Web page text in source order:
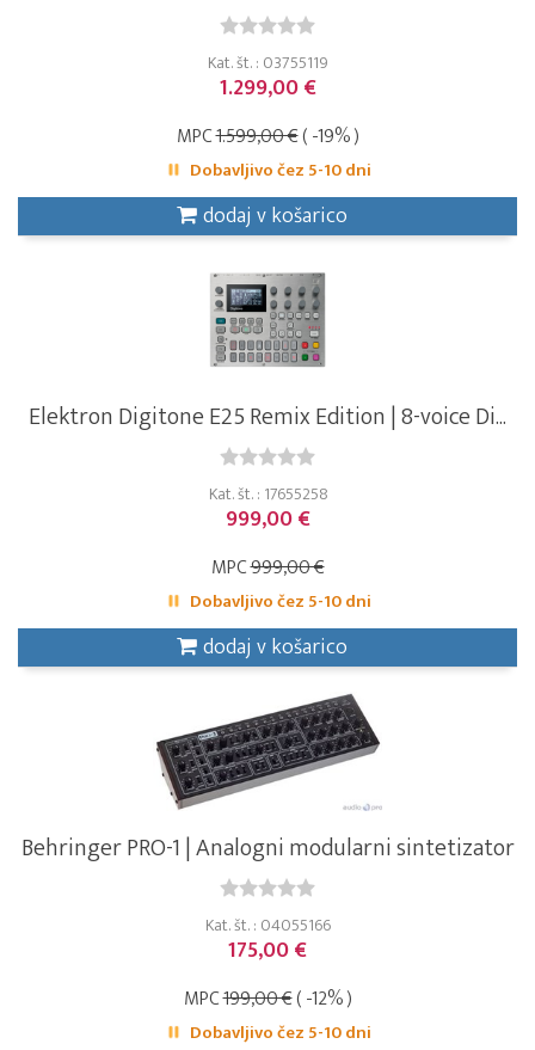
Kat. št. : 03755119
1.299,00 €
MPC1.599,00 €( -19% )
Dobavljivo čez 5-10 dni
dodaj v košarico
Elektron Digitone E25 Remix Edition | 8-voice Di...
Kat. št. : 17655258
999,00 €
MPC999,00 €
Dobavljivo čez 5-10 dni
dodaj v košarico
Behringer PRO-1 | Analogni modularni sintetizator
Kat. št. : 04055166
175,00 €
MPC199,00 €( -12% )
Dobavljivo čez 5-10 dni